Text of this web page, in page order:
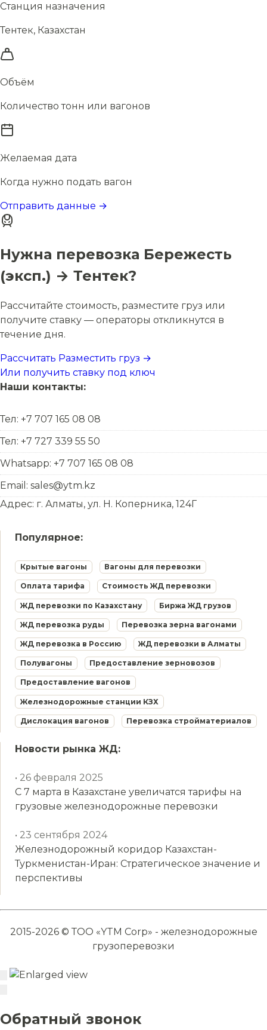
Станция назначения
Тентек, Казахстан
Объём
Количество тонн или вагонов
Желаемая дата
Когда нужно подать вагон
Отправить данные →
Нужна перевозка Бережесть
(эксп.) → Тентек?
Рассчитайте стоимость, разместите груз или
получите ставку — операторы откликнутся в
течение дня.
Рассчитать Разместить груз →
Или получить ставку под ключ
Наши контакты:
Тел: +7 707 165 08 08
Тел: +7 727 339 55 50
Whatsapp: +7 707 165 08 08
Email: sales@ytm.kz
Адрес: г. Алматы, ул. Н. Коперника, 124Г
Популярное:
Крытые вагоны Вагоны для перевозки
Оплата тарифа Стоимость ЖД перевозки
ЖД перевозки по Казахстану Биржа ЖД грузов
ЖД перевозка руды Перевозка зерна вагонами
ЖД перевозка в Россию ЖД перевозки в Алматы
Полувагоны Предоставление зерновозов
Предоставление вагонов
Железнодорожные станции КЗХ
Дислокация вагонов Перевозка стройматериалов
Новости рынка ЖД:
• 26 февраля 2025
С 7 марта в Казахстане увеличатся тарифы на
грузовые железнодорожные перевозки
• 23 сентября 2024
Железнодорожный коридор Казахстан-
Туркменистан-Иран: Стратегическое значение и
перспективы
2015-2026 © ТОО «YTM Corp» - железнодорожные
грузоперевозки
Обратный звонок